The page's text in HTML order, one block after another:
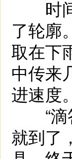
时间
了轮廓
取在下
中传来
进速度。
“滴
就到了